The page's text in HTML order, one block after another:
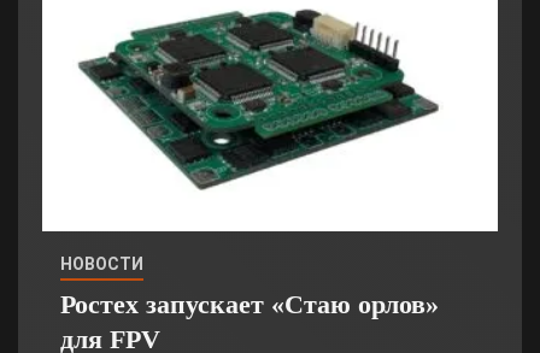
НОВОСТИ
Ростех запускает «Стаю орлов»
для FPV